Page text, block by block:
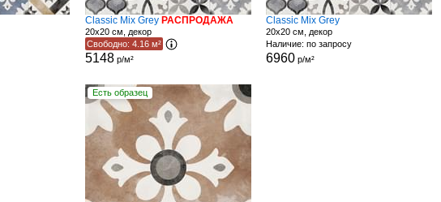
Classic Mix Grey РАСПРОДАЖА
20x20 см, декор
Свободно: 4.16 м²
5148р/м²
Classic Mix Grey
20x20 см, декор
Наличие: по запросу
6960 р/м²
Есть образец